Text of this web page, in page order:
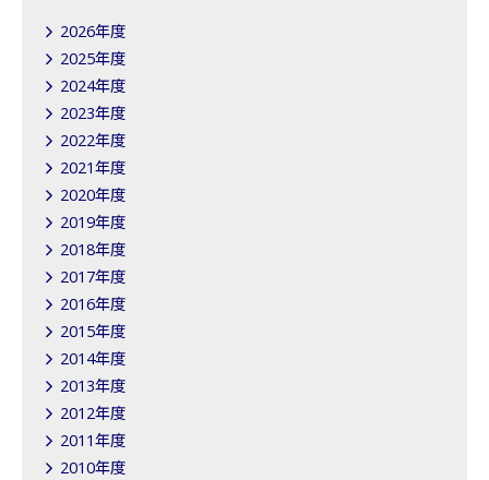
2026年度
2025年度
2024年度
2023年度
2022年度
2021年度
2020年度
2019年度
2018年度
2017年度
2016年度
2015年度
2014年度
2013年度
2012年度
2011年度
2010年度